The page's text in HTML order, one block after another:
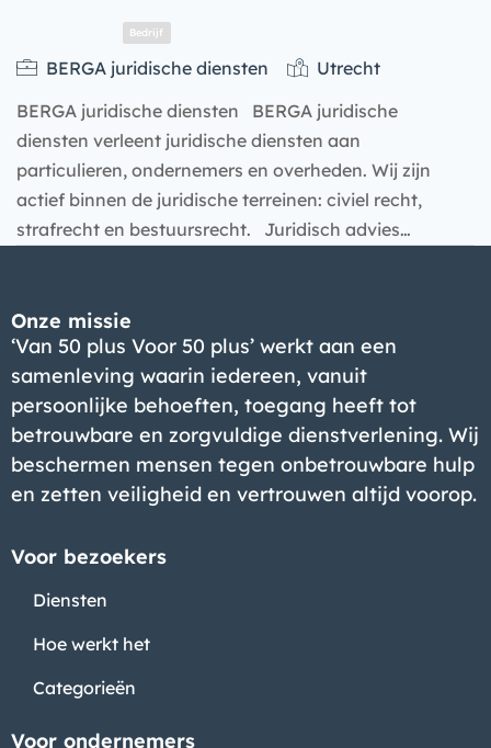
BERGA juridische diensten
Utrecht
BERGA juridische diensten BERGA juridische
diensten verleent juridische diensten aan
particulieren, ondernemers en overheden. Wij zijn
actief binnen de juridische terreinen: civiel recht,
strafrecht en bestuursrecht. Juridisch advies…
Onze missie
‘Van 50 plus Voor 50 plus’ werkt aan een
samenleving waarin iedereen, vanuit
persoonlijke behoeften, toegang heeft tot
betrouwbare en zorgvuldige dienstverlening. Wij
beschermen mensen tegen onbetrouwbare hulp
en zetten veiligheid en vertrouwen altijd voorop.
Voor bezoekers
Diensten
Hoe werkt het
Categorieën
Voor ondernemers